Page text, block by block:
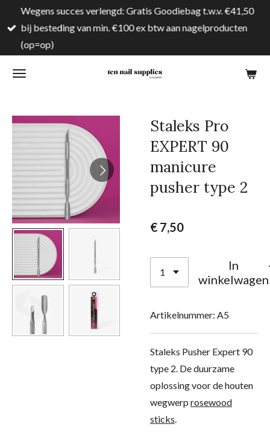
direct
naar
hoofdinhoud
Wegens succes verlengd: Gratis Goodiebag t.w.v. €41,50
bij besteding van min. €100 ex btw aan nagelproducten
(op=op)
Staleks Pro
EXPERT 90
manicure
pusher type 2
€ 7,50
In
winkelwagen
Artikelnummer: A5
Staleks Pusher Expert 90
type 2. De duurzame
oplossing voor de houten
wegwerp rosewood
sticks.